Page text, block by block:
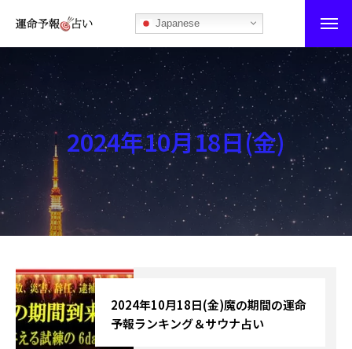
Japanese
運命予報占い
運命予報占いとは
あなたの所属部屋を探そう！
最恐の相性占い
秘伝公開！吉凶カレンダー
ブログ
お知らせ
2024年10月18日(金)
2024年10月18日(金)魔の期間の運命
予報ランキング＆サウナ占い